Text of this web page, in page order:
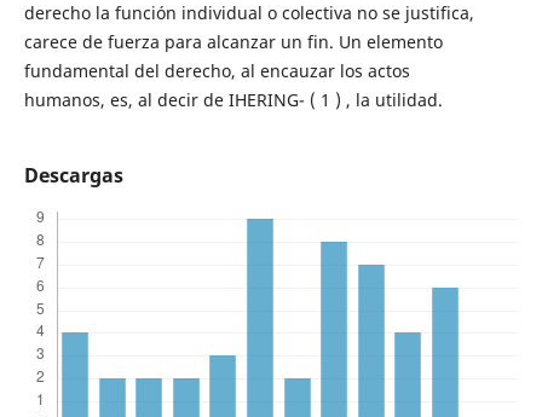
derecho la función individual o colectiva no se justifica,
carece de fuerza para alcanzar un fin. Un elemento
fundamental del derecho, al encauzar los actos
humanos, es, al decir de IHERING- ( 1 ) , la utilidad.
Descargas